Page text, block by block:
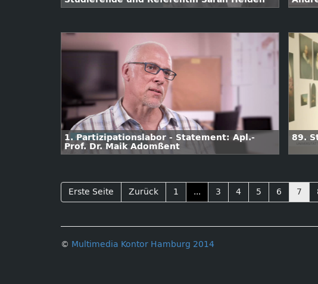
1. Partizipationslabor - Statement: Apl.-
Prof. Dr. Maik Adomßent
89.
Erste Seite Zurück 1 ... 3 4 5 6 7
© Multimedia Kontor Hamburg 2014